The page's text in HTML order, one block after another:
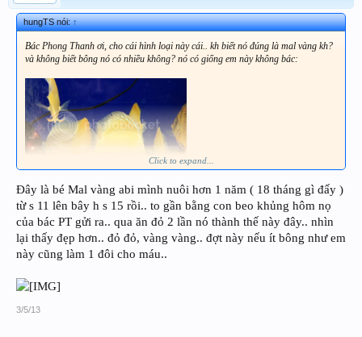
hungTS nói:↑
Bác Phong Thanh ơi, cho cái hình loại này cái.. kh biết nó đúng là mal vàng kh?
và không biết bông nó có nhiều không? nó có giống em này không bác:
Click to expand...
Đây là bé Mal vàng abi mình nuôi hơn 1 năm ( 18 tháng gì đấy )
từ s 11 lên bây h s 15 rồi.. to gần bằng con beo khủng hôm nọ
của bác PT gửi ra.. qua ăn đỏ 2 lần nó thành thế này đây.. nhìn
lại thấy đẹp hơn.. đỏ đỏ, vàng vàng.. đợt này nếu ít bông như em
này cũng làm 1 đôi cho máu..
3/5/13